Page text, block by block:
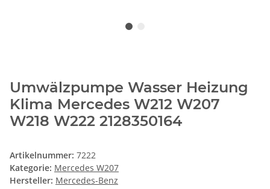
Umwälzpumpe Wasser Heizung
Klima Mercedes W212 W207
W218 W222 2128350164
Artikelnummer: 7222
Kategorie: Mercedes W207
Hersteller: Mercedes-Benz